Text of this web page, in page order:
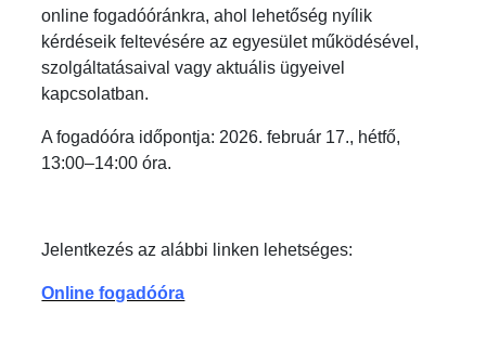
online fogadóóránkra, ahol lehetőség nyílik
kérdéseik feltevésére az egyesület működésével,
szolgáltatásaival vagy aktuális ügyeivel
kapcsolatban.
A fogadóóra időpontja: 2026. február 17., hétfő,
13:00–14:00 óra.
Jelentkezés az alábbi linken lehetséges:
Online fogadóóra